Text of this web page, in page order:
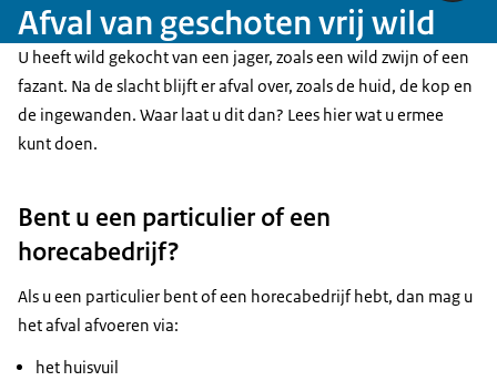
Afval van geschoten vrij wild
U heeft wild gekocht van een jager, zoals een wild zwijn of een
fazant. Na de slacht blijft er afval over, zoals de huid, de kop en
de ingewanden. Waar laat u dit dan? Lees hier wat u ermee
kunt doen.
Bent u een particulier of een
horecabedrijf?
Als u een particulier bent of een horecabedrijf hebt, dan mag u
het afval afvoeren via:
het huisvuil